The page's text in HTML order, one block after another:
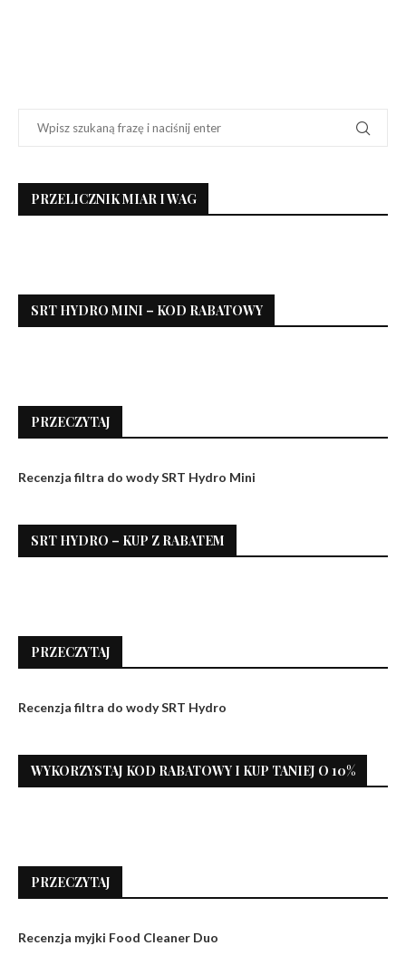
PRZELICZNIK MIAR I WAG
SRT HYDRO MINI – KOD RABATOWY
PRZECZYTAJ
Recenzja filtra do wody SRT Hydro Mini
SRT HYDRO – KUP Z RABATEM
PRZECZYTAJ
Recenzja filtra do wody SRT Hydro
WYKORZYSTAJ KOD RABATOWY I KUP TANIEJ O 10%
PRZECZYTAJ
Recenzja myjki Food Cleaner Duo